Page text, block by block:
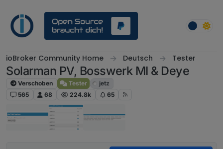
ioBroker Community Home Deutsch Tester
Solarman PV, Bosswerk MI & Deye
Verschoben Tester
jetz
565
68 224.8k 65